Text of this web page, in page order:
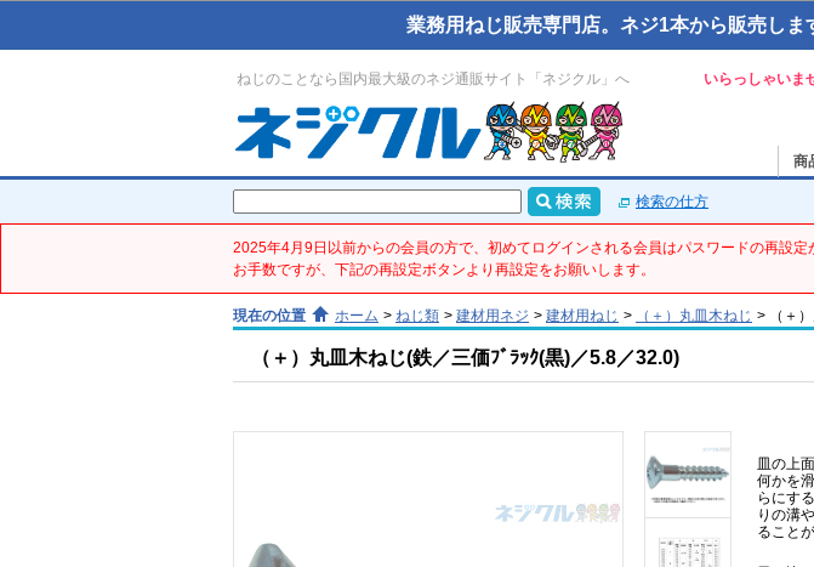
業務用ねじ販売専門店。ネジ1本から販売し
ねじのことなら国内最大級のネジ通販サイト「ネジクル」へ いらっしゃいま
商
検索の仕方
2025年4月9日以前からの会員の方で、初めてログインされる会員はパスワードの再設定
お手数ですが、下記の再設定ボタンより再設定をお願いします。
現在の位置 ホーム > ねじ類 > 建材用ネジ > 建材用ねじ > （＋）丸皿木ねじ > （＋
（＋）丸皿木ねじ(鉄／三価ﾌﾞﾗｯｸ(黒)／5.8／32.0)
皿の上
何かを
らにす
りの溝
ること